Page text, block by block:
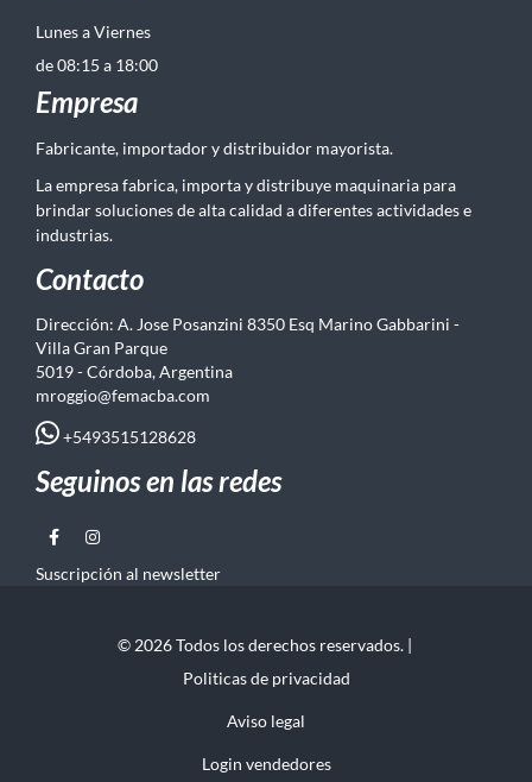
Lunes a Viernes
de 08:15 a 18:00
Empresa
Fabricante, importador y distribuidor mayorista.
La empresa fabrica, importa y distribuye maquinaria para
brindar soluciones de alta calidad a diferentes actividades e
industrias.
Contacto
Dirección: A. Jose Posanzini 8350 Esq Marino Gabbarini -
Villa Gran Parque
5019 - Córdoba, Argentina
mroggio@femacba.com
+5493515128628
Seguinos en las redes
Suscripción al newsletter
© 2026 Todos los derechos reservados. |
Politicas de privacidad
Aviso legal
Login vendedores